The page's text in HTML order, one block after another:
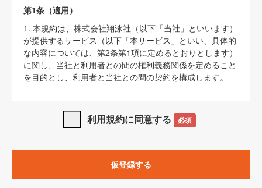
第1条（適用）
1. 本規約は、株式会社翔泳社（以下「当社」といいます）
が提供するサービス（以下「本サービス」といい、具体的
な内容については、第2条第1項に定めるとおりとします）
に関し、当社と利用者との間の権利義務関係を定めること
を目的とし、利用者と当社との間の契約を構成します。
SHOEISHA iDプライバシーポリシー」及び「
サイト上でのデータの利用について（Cookieポリシー）
3. 本規約の内容と、前項に記載する定めその他当社が定め
利用規約に同意する 必須
仮登録する